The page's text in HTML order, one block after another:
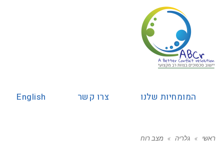
המומחיות שלנו צרו קשר English
ראשי » גלריה » מצב רוח